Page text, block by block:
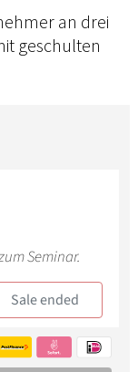
an drei
geschulten